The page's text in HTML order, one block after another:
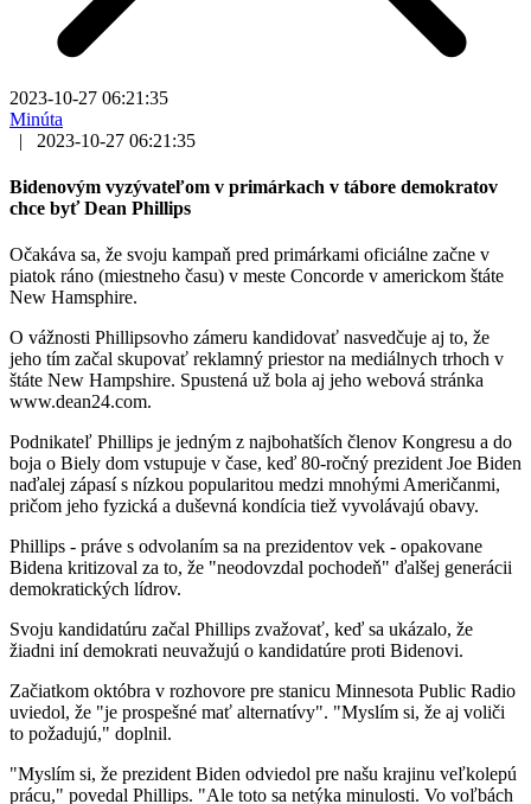
2023-10-27 06:21:35
Minúta
|
2023-10-27 06:21:35
Bidenovým vyzývateľom v primárkach v tábore demokratov
chce byť Dean Phillips
Očakáva sa, že svoju kampaň pred primárkami oficiálne začne v
piatok ráno (miestneho času) v meste Concorde v americkom štáte
New Hamsphire.
O vážnosti Phillipsovho zámeru kandidovať nasvedčuje aj to, že
jeho tím začal skupovať reklamný priestor na mediálnych trhoch v
štáte New Hampshire. Spustená už bola aj jeho webová stránka
www.dean24.com.
Podnikateľ Phillips je jedným z najbohatších členov Kongresu a do
boja o Biely dom vstupuje v čase, keď 80-ročný prezident Joe Biden
naďalej zápasí s nízkou popularitou medzi mnohými Američanmi,
pričom jeho fyzická a duševná kondícia tiež vyvolávajú obavy.
Phillips - práve s odvolaním sa na prezidentov vek - opakovane
Bidena kritizoval za to, že "neodovzdal pochodeň" ďalšej generácii
demokratických lídrov.
Svoju kandidatúru začal Phillips zvažovať, keď sa ukázalo, že
žiadni iní demokrati neuvažujú o kandidatúre proti Bidenovi.
Začiatkom októbra v rozhovore pre stanicu Minnesota Public Radio
uviedol, že "je prospešné mať alternatívy". "Myslím si, že aj voliči
to požadujú," doplnil.
"Myslím si, že prezident Biden odviedol pre našu krajinu veľkolepú
prácu," povedal Phillips. "Ale toto sa netýka minulosti. Vo voľbách